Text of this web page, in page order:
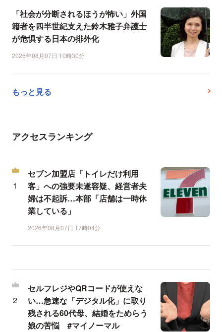
「社会が分断されるほうが怖い」外国
籍者を四半世紀支えた鈴木雅子弁護士
が危惧する日本の排外化
2026年08月07日 10時30分
もっと見る
アクセスランキング
セブン加盟店「トイレだけ利用
客」への強要未遂容疑、経営者夫
婦は不起訴…本部「店舗は一時休
業している」
2026年08月07日 17時04分
セルフレジやQRコードが使えな
い…急速な「デジタル化」に取り
残される60代母、結婚をためらう
娘の苦悩 #マイノーマル